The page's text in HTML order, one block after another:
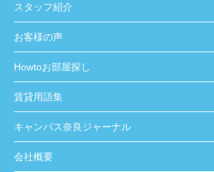
スタッフ紹介
お客様の声
Howtoお部屋探し
賃貸用語集
キャンパス奈良ジャーナル
会社概要